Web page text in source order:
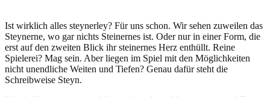
Ist wirklich alles steynerley? Für uns schon. Wir sehen zuweilen das
Steynerne, wo gar nichts Steinernes ist. Oder nur in einer Form, die
erst auf den zweiten Blick ihr steinernes Herz enthüllt. Reine
Spielerei? Mag sein. Aber liegen im Spiel mit den Möglichkeiten
nicht unendliche Weiten und Tiefen? Genau dafür steht die
Schreibweise Steyn.